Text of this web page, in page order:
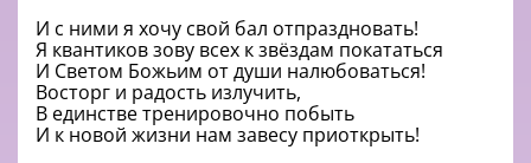
И с ними я хочу свой бал отпраздновать!
Я квантиков зову всех к звёздам покататься
И Светом Божьим от души налюбоваться!
Восторг и радость излучить,
В единстве тренировочно побыть
И к новой жизни нам завесу приоткрыть!